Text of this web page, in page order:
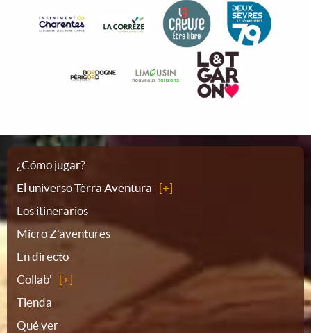
Plano
del
sitio
¿Cómo jugar?
El universo Tèrra Aventura
Los itinerarios
Micro Z'aventures
En directo
Collab'
Tienda
Qué ver